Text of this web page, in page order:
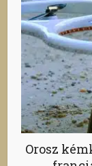
Orosz